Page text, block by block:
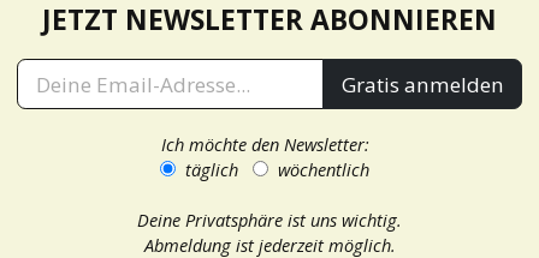
JETZT NEWSLETTER ABONNIEREN
Gratis anmelden
Ich möchte den Newsletter:
täglich
wöchentlich
Deine Privatsphäre ist uns wichtig.
Abmeldung ist jederzeit möglich.